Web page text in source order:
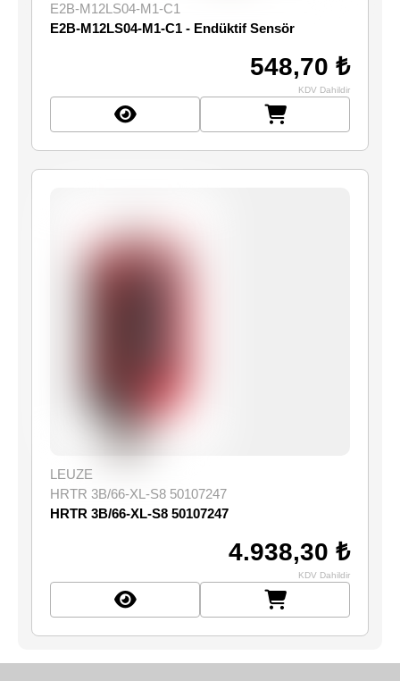
E2B-M12LS04-M1-C1
E2B-M12LS04-M1-C1 - Endüktif Sensör
548,70 ₺
KDV Dahildir
LEUZE
HRTR 3B/66-XL-S8 50107247
HRTR 3B/66-XL-S8 50107247
4.938,30 ₺
KDV Dahildir